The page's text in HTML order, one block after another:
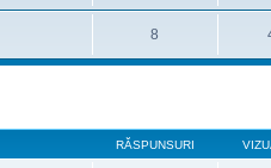
8
RĂSPUNSURI